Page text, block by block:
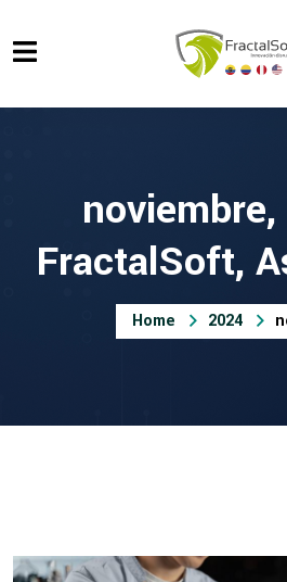
FractalSoft,
Home 2024